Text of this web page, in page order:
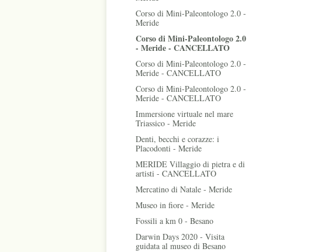
Corso di Mini-Paleontologo 2.0 -
Meride
Corso di Mini-Paleontologo 2.0
- Meride - CANCELLATO
Corso di Mini-Paleontologo 2.0 -
Meride - CANCELLATO
Corso di Mini-Paleontologo 2.0 -
Meride - CANCELLATO
Immersione virtuale nel mare
Triassico - Meride
Denti, becchi e corazze: i
Placodonti - Meride
MERIDE Villaggio di pietra e di
artisti - CANCELLATO
Mercatino di Natale - Meride
Museo in fiore - Meride
Fossili a km 0 - Besano
Darwin Days 2020 - Visita
guidata al museo di Besano